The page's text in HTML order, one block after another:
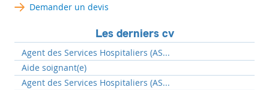
Demander un devis
Les derniers cv
Agent des Services Hospitaliers (AS...
Aide soignant(e)
Agent des Services Hospitaliers (AS...